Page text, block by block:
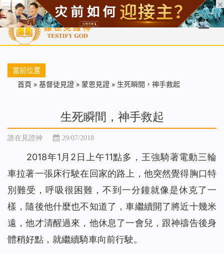
首頁 每日靈糧 天國福音 基督徒見證 信仰解答 聖經
當前位置
首頁 » 基督徒見證 » 蒙恩見證 » 生死瞬間，神手救起
生死瞬間，神手救起
誰在見證神 29/07/2018
2018年1月2日上午11點多，王強騎著電動三輪
車拉著一張床行駛在回家的路上，他突然覺得胸口特
別難受，呼吸很困難，不到一分鐘就像是休克了一
樣，隨後他什麼也不知道了，車繼續開了將近十幾米
遠，他才清醒過來，他休息了一會兒，跟神禱告後身
體稍好點，就繼續騎車向前行駛。